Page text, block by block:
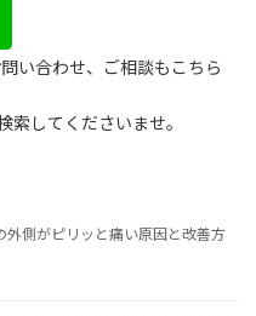
い合わせ、ご相談もこちら
索してくださいませ。
側がピリッと痛い原因と改善方